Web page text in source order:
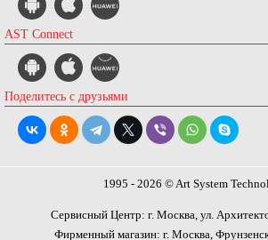
AST Connect
Поделитесь с друзьями
1995 - 2026 © Art System
Сервисный Центр: г. Москва, ул.
Фирменный магазин: г. Москва,